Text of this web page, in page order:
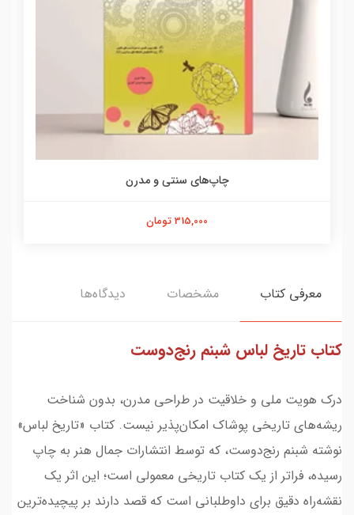
چاپ‌های سنتی و مدرن
315,000 تومان
معرفی کتاب مشخصات دیدگاه‌ها
کتاب تاریخ لباس شبنم رنج‌دوست
درک هویت ملی و خلاقیت در طراحی مدرن، بدون شناخت
ریشه‌های تاریخی پوشاک امکان‌پذیر نیست. کتاب «تاریخ لباس»
نوشته شبنم رنج‌دوست، که توسط انتشارات جمال هنر به چاپ
رسیده، فراتر از یک کتاب تاریخی معمولی است؛ این اثر یک
نقشه‌راه دقیق برای داوطلبانی است که قصد دارند بر پیچیده‌ترین